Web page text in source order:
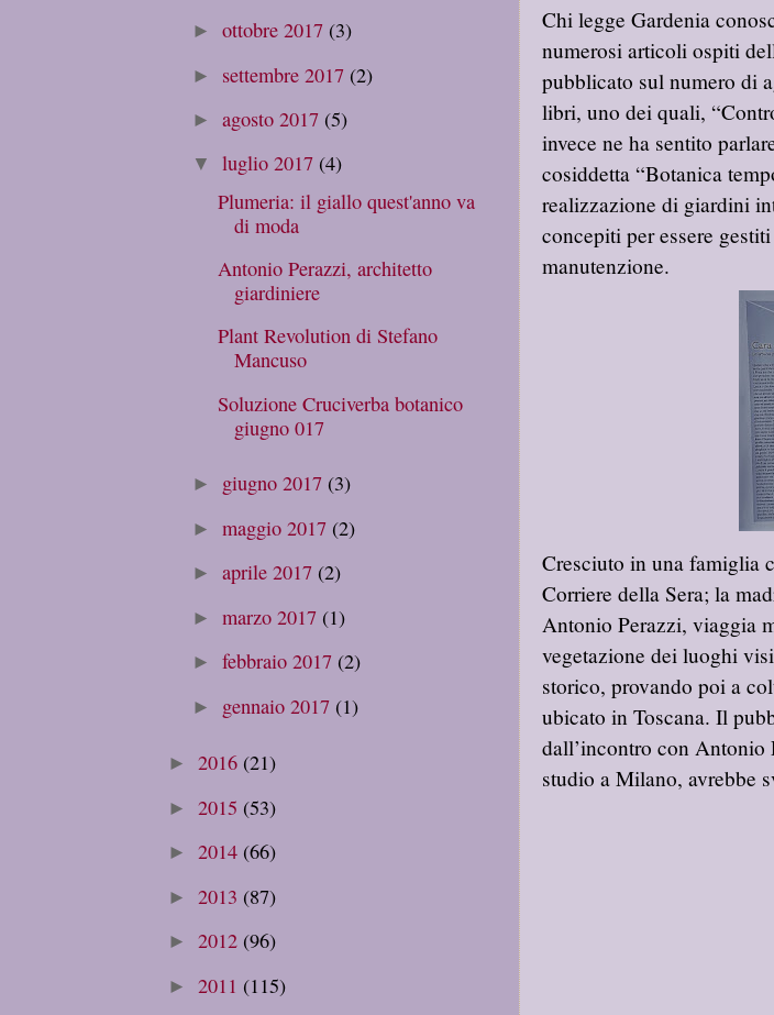
Chi legge Gardenia
numerosi articoli ospiti
pubblicato sul numero di
libri, uno dei quali,
invece ne ha sentito
cosiddetta “Botanica
realizzazione di giardini
concepiti per essere
manutenzione.
Cresciuto in una famiglia
Corriere della Sera; la
Antonio Perazzi, viaggia
vegetazione dei luoghi
storico, provando poi a
ubicato in Toscana. Il
dall’incontro con Antonio
studio a Milano, avrebbe
►ottobre 2017 (3)
► settembre 2017 (2)
►agosto 2017 (5)
▼luglio 2017 (4)
Plumeria: il giallo quest'anno va
di moda
Antonio Perazzi, architetto
giardiniere
Plant Revolution di Stefano
Mancuso
Soluzione Cruciverba botanico
giugno 017
► giugno 2017 (3)
►maggio 2017 (2)
►aprile 2017 (2)
►marzo 2017 (1)
►febbraio 2017 (2)
► gennaio 2017 (1)
► 2016 (21)
► 2015 (53)
► 2014 (66)
► 2013 (87)
► 2012 (96)
► 2011 (115)